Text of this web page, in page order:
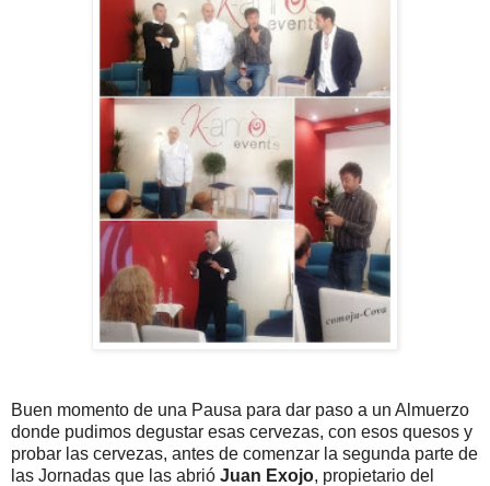
Buen momento de una Pausa para dar paso a un Almuerzo
donde pudimos degustar esas cervezas, con esos quesos y
probar las cervezas, antes de comenzar la segunda parte de
las Jornadas que las abrió Juan Exojo, propietario del